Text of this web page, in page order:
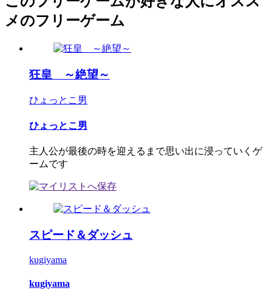
メのフリーゲーム
狂皇 ～絶望～
ひょっとこ男
ひょっとこ男
主人公が最後の時を迎えるまで思い出に浸っていくゲ
ームです
スピード＆ダッシュ
kugiyama
kugiyama